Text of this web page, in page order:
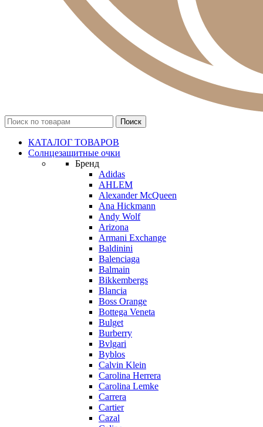
КАТАЛОГ ТОВАРОВ
Солнцезащитные очки
Бренд
Adidas
AHLEM
Alexander McQueen
Ana Hickmann
Andy Wolf
Arizona
Armani Exchange
Baldinini
Balenciaga
Balmain
Bikkembergs
Blancia
Boss Orange
Bottega Veneta
Bulget
Burberry
Bvlgari
Byblos
Calvin Klein
Carolina Herrera
Carolina Lemke
Carrera
Cartier
Cazal